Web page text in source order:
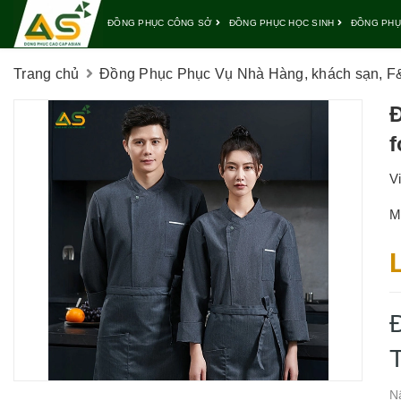
ĐỒNG PHỤC CÔNG SỞ ĐỒNG PHỤC HỌC SINH ĐỒNG
Trang chủ Đồng Phục Phục Vụ Nhà Hàng, khách sạn,